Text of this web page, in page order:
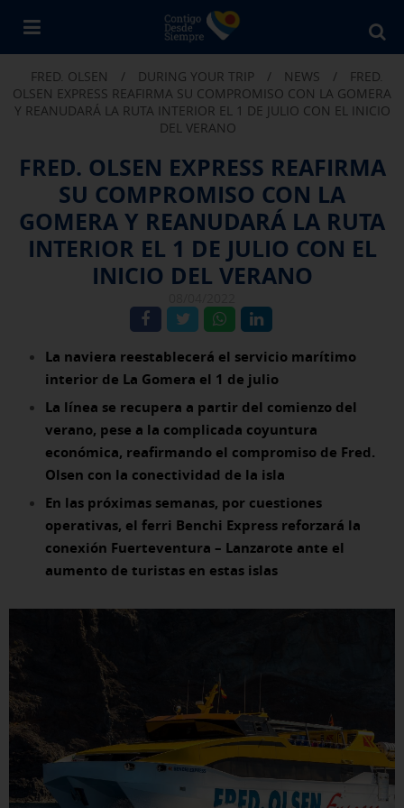
FRED. OLSEN / DURING YOUR TRIP / NEWS /
FRED.
OLSEN EXPRESS REAFIRMA SU COMPROMISO CON LA GOMERA
Y REANUDARÁ LA RUTA INTERIOR EL 1 DE JULIO CON EL INICIO
DEL VERANO
FRED. OLSEN EXPRESS REAFIRMA
SU COMPROMISO CON LA
GOMERA Y REANUDARÁ LA RUTA
INTERIOR EL 1 DE JULIO CON EL
INICIO DEL VERANO
La naviera reestablecerá el servicio marítimo
interior de La Gomera el 1 de julio
La línea se recupera a partir del comienzo del
verano, pese a la complicada coyuntura
económica, reafirmando el compromiso de Fred.
Olsen con la conectividad de la isla
En las próximas semanas, por cuestiones
operativas, el ferri Benchi Express reforzará la
conexión Fuerteventura – Lanzarote ante el
aumento de turistas en estas islas
X